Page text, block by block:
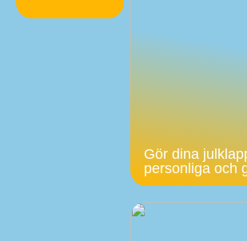
Gör dina
personliga och